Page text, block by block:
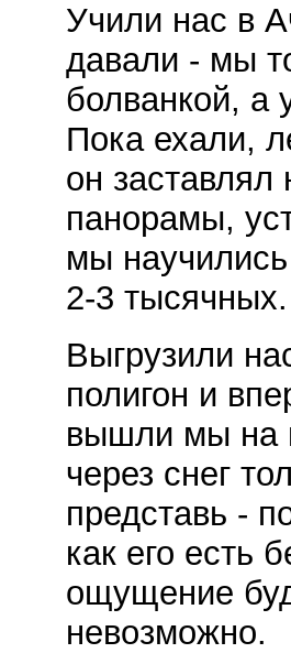
Учили нас в
давали - мы
болванкой, а
Пока ехали,
он
панорамы,
мы
2-3 тысячных.
Выгрузили
полигон и
вышли мы на
через снег
представь -
как его есть
ощущение
невозможно.